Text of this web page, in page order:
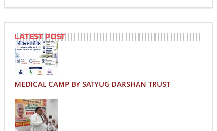
LATEST POST
MEDICAL CAMP BY SATYUG DARSHAN TRUST